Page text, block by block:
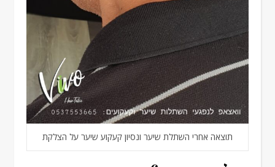
תוצאה אחרי השתלת שיער ונסיון קעקוע שיער על הצלקת